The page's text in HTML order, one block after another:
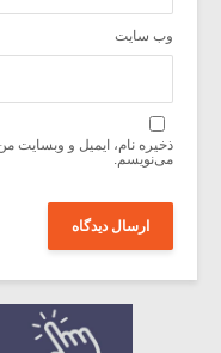
وب‌ سایت
ذخیره نام، ایمیل و وبسایت
می‌نویسم.